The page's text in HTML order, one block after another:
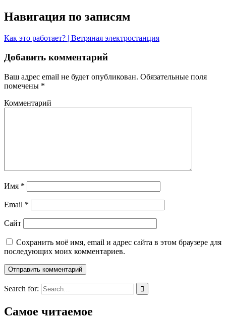
Навигация по записям
Как это работает? | Ветряная электростанция
Добавить комментарий
Ваш адрес email не будет опубликован. Обязательные поля
помечены *
Комментарий
Имя *
Email *
Сайт
Сохранить моё имя, email и адрес сайта в этом браузере для
последующих моих комментариев.
Search for:
Самое читаемое